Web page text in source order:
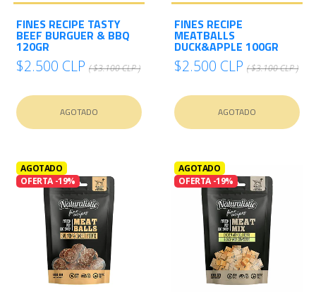
FINES RECIPE TASTY
BEEF BURGUER & BBQ
120GR
$2.500 CLP ( $3.100 CLP )
AGOTADO
FINES RECIPE
MEATBALLS
DUCK&APPLE 100GR
$2.500 CLP ( $3.100 CLP )
AGOTADO
AGOTADO
OFERTA -19%
AGOTADO
OFERTA -19%